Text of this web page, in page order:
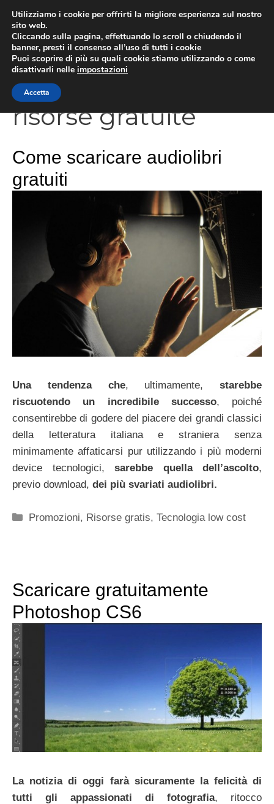
contenuto
risorse gratuite
Come scaricare audiolibri
gratuiti
Una tendenza che, ultimamente, starebbe
riscuotendo un incredibile successo, poiché
consentirebbe di godere del piacere dei grandi classici
della letteratura italiana e straniera senza
minimamente affaticarsi pur utilizzando i più moderni
device tecnologici, sarebbe quella dell’ascolto,
previo download, dei più svariati audiolibri.
Categorie
Promozioni, Risorse gratis,Tecnologia low cost
Scaricare gratuitamente
Photoshop CS6
La notizia di oggi farà sicuramente la felicità di
tutti gli appassionati di fotografia, ritocco
Utilizziamo i cookie per offrirti la migliore esperienza sul nostro
sito web.
Cliccando sulla pagina, effettuando lo scroll o chiudendo il
banner, presti il consenso all’uso di tutti i cookie
Puoi scoprire di più su quali cookie stiamo utilizzando o come
disattivarli nelle impostazioni
Accetta